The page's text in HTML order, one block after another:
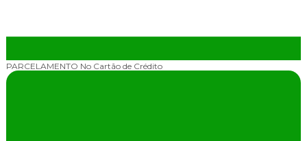
PARCELAMENTO No Cartão de Crédito